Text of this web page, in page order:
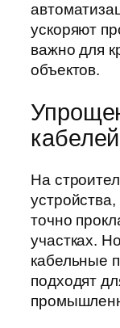
ускоряют
важно для
объектов.
На
точно
участках.
кабельные
подходят